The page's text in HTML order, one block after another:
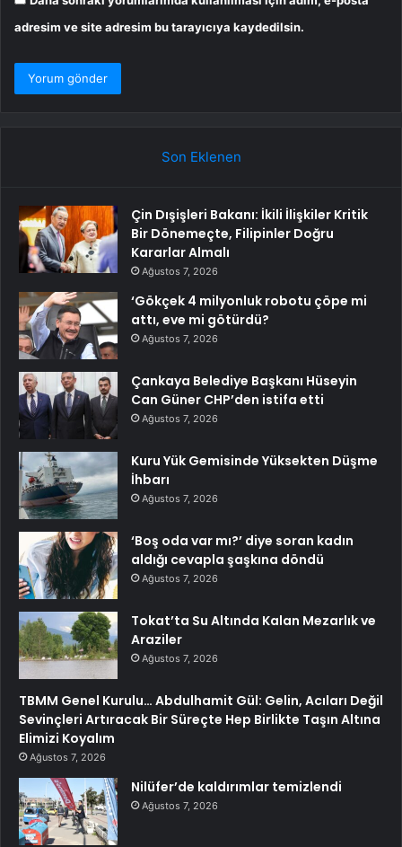
adresim ve site adresim bu tarayıcıya kaydedilsin.
Son Eklenen
Çin Dışişleri Bakanı: İkili İlişkiler Kritik
Bir Dönemeçte, Filipinler Doğru
Kararlar Almalı
Ağustos 7, 2026
‘Gökçek 4 milyonluk robotu çöpe mi
attı, eve mi götürdü?
Ağustos 7, 2026
Çankaya Belediye Başkanı Hüseyin
Can Güner CHP’den istifa etti
Ağustos 7, 2026
Kuru Yük Gemisinde Yüksekten Düşme
İhbarı
Ağustos 7, 2026
‘Boş oda var mı?’ diye soran kadın
aldığı cevapla şaşkına döndü
Ağustos 7, 2026
Tokat’ta Su Altında Kalan Mezarlık ve
Araziler
Ağustos 7, 2026
TBMM Genel Kurulu… Abdulhamit Gül: Gelin, Acıları Değil
Sevinçleri Artıracak Bir Süreçte Hep Birlikte Taşın Altına
Elimizi Koyalım
Ağustos 7, 2026
Nilüfer’de kaldırımlar temizlendi
Ağustos 7, 2026